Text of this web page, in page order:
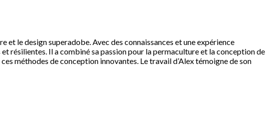
le design superadobe. Avec des connaissances et une expérience
résilientes. Il a combiné sa passion pour la permaculture et la conception de
méthodes de conception innovantes. Le travail d’Alex témoigne de son